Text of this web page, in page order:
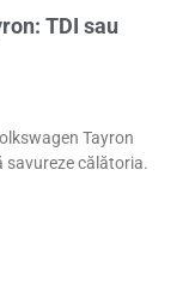
TDI sau
Tayron
savureze călătoria.